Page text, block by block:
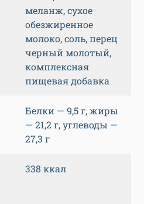
меланж, сухое
обезжиренное
молоко, соль, перец
черный молотый,
комплексная
пищевая добавка
Белки — 9,5 г, жиры
— 21,2 г, углеводы —
27,3 г
338 ккал